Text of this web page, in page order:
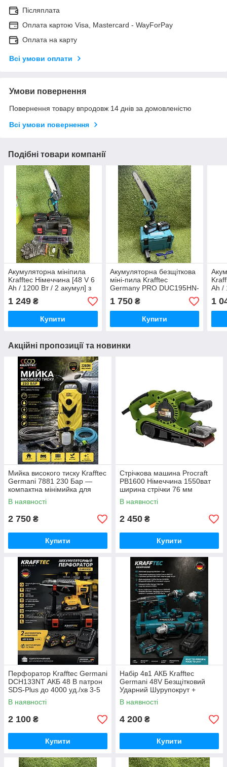
Післяплата
Оплата картою Visa, Mastercard - WayForPay
Оплата на карту
Всі умови оплати
Умови повернення
Повернення товару впродовж 14 днів за домовленістю
Всі умови повернення
Подібні товари компанії
Акумуляторна мініпила
Krafftec Німеччина [48 V 6
Ah / 1200 Вт / 2 акумул] з
автоматичним мастилом 6
дюймів
1 249 ₴
Купити
Акумуляторна безщіткова
міні-пила Krafftec
Germany PRO DUC195HN-
8 (48V, 6Ah, 2 АКБ + ЗП,
шина 20 см, автоматичне
змащення
1 750₴
Купити
Ah /
1
Акційні пропозиції та новинки
Мийка високого тиску Krafftec
Germani 7881 230 Бар —
компактна мінімийка для
авто, двору та саду 2200ват
В наявності
2 750 ₴
Купити
Стрічкова машина Procraft
PB1600 Німеччина 1550ват
ширина стрічки 76 мм
В наявності
2 450 ₴
Купити
Перфоратор Krafftec Germani
DCH133NT АКБ 48 В патрон
SDS-Plus до 4000 уд./хв 3-5
Дж
В наявності
2 100 ₴
Купити
Набір 4в1 АКБ Krafftec
Germani 48V Безщітковий
Ударний Шурупокрут +
Перфоратор + Болгарка +
Гайковерт Набір 4в1
Німеччина Синій
В наявності
4 200 ₴
Купити